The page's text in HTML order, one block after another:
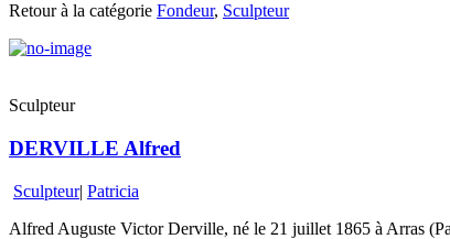
Retour à la catégorie Fondeur, Sculpteur
Sculpteur
DERVILLE Alfred
Sculpteur| Patricia
Alfred Auguste Victor Derville, né le 21 juillet 1865 à Arras